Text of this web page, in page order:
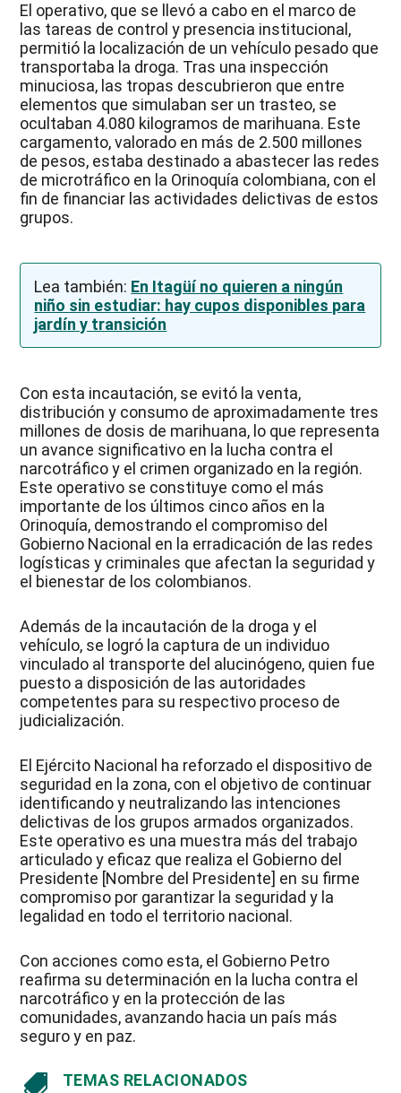
El operativo, que se llevó a cabo en el marco de
las tareas de control y presencia institucional,
permitió la localización de un vehículo pesado que
transportaba la droga. Tras una inspección
minuciosa, las tropas descubrieron que entre
elementos que simulaban ser un trasteo, se
ocultaban 4.080 kilogramos de marihuana. Este
cargamento, valorado en más de 2.500 millones
de pesos, estaba destinado a abastecer las redes
de microtráfico en la Orinoquía colombiana, con el
fin de financiar las actividades delictivas de estos
grupos.
Lea también: En Itagüí no quieren a ningún
niño sin estudiar: hay cupos disponibles para
jardín y transición
Con esta incautación, se evitó la venta,
distribución y consumo de aproximadamente tres
millones de dosis de marihuana, lo que representa
un avance significativo en la lucha contra el
narcotráfico y el crimen organizado en la región.
Este operativo se constituye como el más
importante de los últimos cinco años en la
Orinoquía, demostrando el compromiso del
Gobierno Nacional en la erradicación de las redes
logísticas y criminales que afectan la seguridad y
el bienestar de los colombianos.
Además de la incautación de la droga y el
vehículo, se logró la captura de un individuo
vinculado al transporte del alucinógeno, quien fue
puesto a disposición de las autoridades
competentes para su respectivo proceso de
judicialización.
El Ejército Nacional ha reforzado el dispositivo de
seguridad en la zona, con el objetivo de continuar
identificando y neutralizando las intenciones
delictivas de los grupos armados organizados.
Este operativo es una muestra más del trabajo
articulado y eficaz que realiza el Gobierno del
Presidente [Nombre del Presidente] en su firme
compromiso por garantizar la seguridad y la
legalidad en todo el territorio nacional.
Con acciones como esta, el Gobierno Petro
reafirma su determinación en la lucha contra el
narcotráfico y en la protección de las
comunidades, avanzando hacia un país más
seguro y en paz.
 TEMAS RELACIONADOS